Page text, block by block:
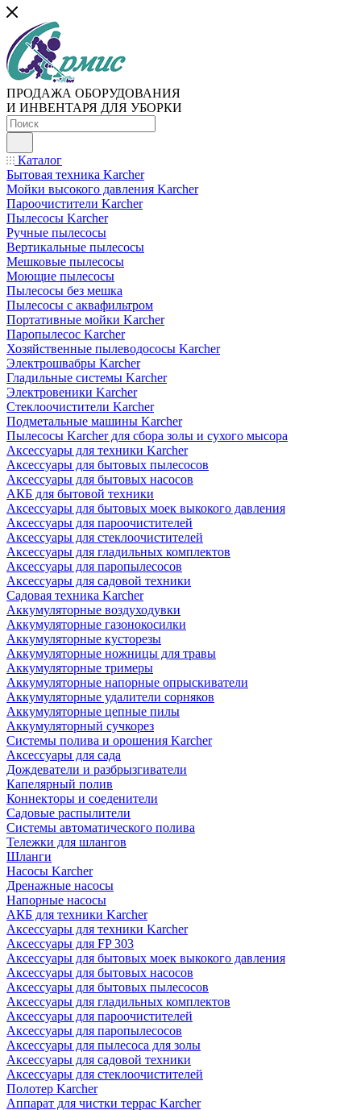
ПРОДАЖА ОБОРУДОВАНИЯ
И ИНВЕНТАРЯ ДЛЯ УБОРКИ
Каталог
Бытовая техника Karcher
Мойки высокого давления Karcher
Пароочистители Karcher
Пылесосы Karcher
Ручные пылесосы
Вертикальные пылесосы
Мешковые пылесосы
Моющие пылесосы
Пылесосы без мешка
Пылесосы с аквафильтром
Портативные мойки Karcher
Паропылесос Karcher
Хозяйственные пылеводососы Karcher
Электрошвабры Karcher
Гладильные системы Karcher
Электровеники Karcher
Стеклоочистители Karcher
Подметальные машины Karcher
Пылесосы Karcher для сбора золы и сухого мысора
Аксессуары для техники Karcher
Аксессуары для бытовых пылесосов
Аксессуары для бытовых насосов
АКБ для бытовой техники
Аксессуары для бытовых моек выкокого давления
Аксессуары для пароочистителей
Аксессуары для стеклоочистителей
Аксессуары для гладильных комплектов
Аксессуары для паропылесосов
Аксессуары для садовой техники
Садовая техника Karcher
Аккумуляторные воздуходувки
Аккумуляторные газонокосилки
Аккумуляторные кусторезы
Аккумуляторные ножницы для травы
Аккумуляторные тримеры
Аккумуляторные напорные опрыскиватели
Аккумуляторные удалители сорняков
Аккумуляторные цепные пилы
Аккумуляторный сучкорез
Системы полива и орошения Karcher
Аксессуары для сада
Дождеватели и разбрызгиватели
Капелярный полив
Коннекторы и соеденители
Садовые распылители
Системы автоматического полива
Тележки для шлангов
Шланги
Насосы Karcher
Дренажные насосы
Напорные насосы
АКБ для техники Karcher
Аксессуары для техники Karcher
Аксессуары для FP 303
Аксессуары для бытовых моек выкокого давления
Аксессуары для бытовых насосов
Аксессуары для бытовых пылесосов
Аксессуары для гладильных комплектов
Аксессуары для пароочистителей
Аксессуары для паропылесосов
Аксессуары для пылесоса для золы
Аксессуары для садовой техники
Аксессуары для стеклоочистителей
Полотер Karcher
Аппарат для чистки террас Karcher